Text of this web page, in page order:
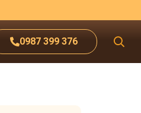
0987 399 376